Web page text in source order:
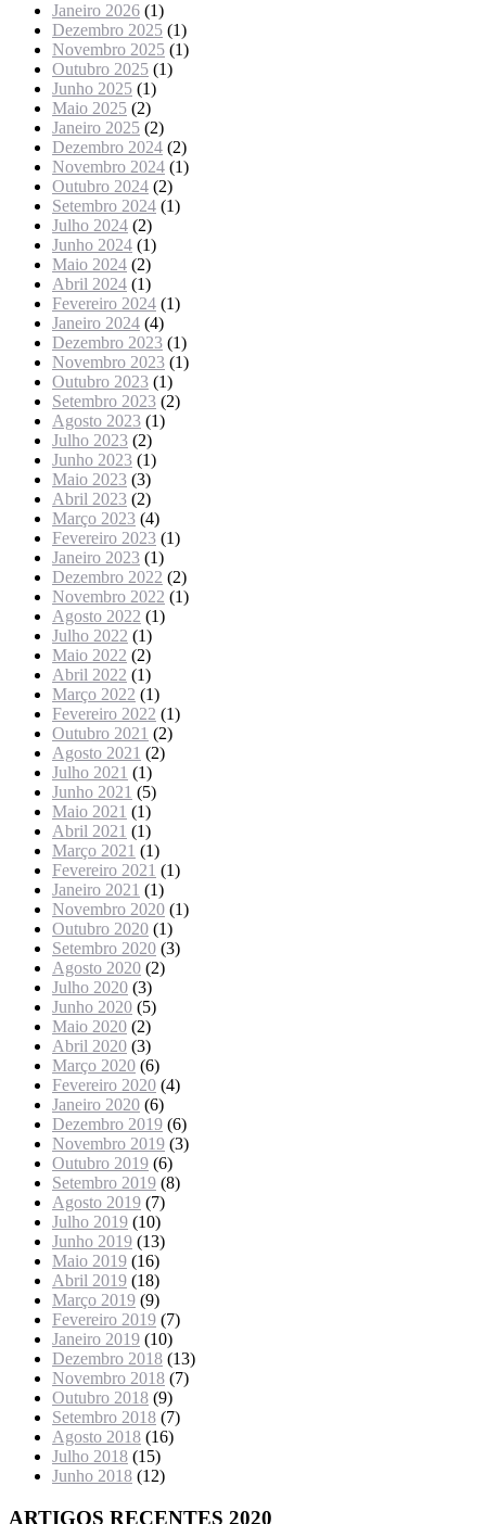
Janeiro 2026 (1)
Dezembro 2025 (1)
Novembro 2025 (1)
Outubro 2025 (1)
Junho 2025 (1)
Maio 2025 (2)
Janeiro 2025 (2)
Dezembro 2024 (2)
Novembro 2024 (1)
Outubro 2024 (2)
Setembro 2024 (1)
Julho 2024 (2)
Junho 2024 (1)
Maio 2024 (2)
Abril 2024 (1)
Fevereiro 2024 (1)
Janeiro 2024 (4)
Dezembro 2023 (1)
Novembro 2023 (1)
Outubro 2023 (1)
Setembro 2023 (2)
Agosto 2023 (1)
Julho 2023 (2)
Junho 2023 (1)
Maio 2023 (3)
Abril 2023 (2)
Março 2023 (4)
Fevereiro 2023 (1)
Janeiro 2023 (1)
Dezembro 2022 (2)
Novembro 2022 (1)
Agosto 2022 (1)
Julho 2022 (1)
Maio 2022 (2)
Abril 2022 (1)
Março 2022 (1)
Fevereiro 2022 (1)
Outubro 2021 (2)
Agosto 2021 (2)
Julho 2021 (1)
Junho 2021 (5)
Maio 2021 (1)
Abril 2021 (1)
Março 2021 (1)
Fevereiro 2021 (1)
Janeiro 2021 (1)
Novembro 2020 (1)
Outubro 2020 (1)
Setembro 2020 (3)
Agosto 2020 (2)
Julho 2020 (3)
Junho 2020 (5)
Maio 2020 (2)
Abril 2020 (3)
Março 2020 (6)
Fevereiro 2020 (4)
Janeiro 2020 (6)
Dezembro 2019 (6)
Novembro 2019 (3)
Outubro 2019 (6)
Setembro 2019 (8)
Agosto 2019 (7)
Julho 2019 (10)
Junho 2019 (13)
Maio 2019 (16)
Abril 2019 (18)
Março 2019 (9)
Fevereiro 2019 (7)
Janeiro 2019 (10)
Dezembro 2018 (13)
Novembro 2018 (7)
Outubro 2018 (9)
Setembro 2018 (7)
Agosto 2018 (16)
Julho 2018 (15)
Junho 2018 (12)
ARTIGOS RECENTES 2020